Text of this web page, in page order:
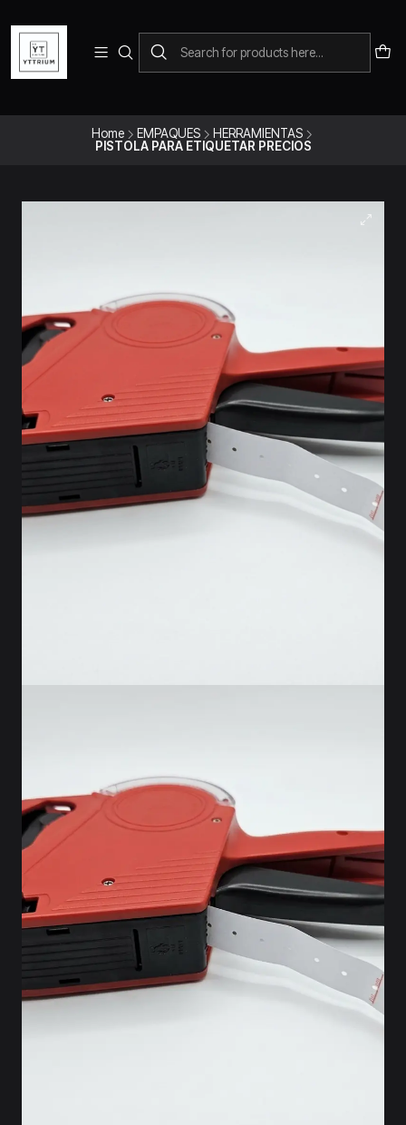
Para pedidos telefonicos puedes comunicarte con el wsap
+573228452138
Home EMPAQUES
HERRAMIENTAS
PISTOLA PARA ETIQUETAR PRECIOS